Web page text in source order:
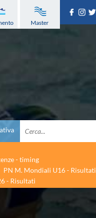
Master
- timing
PN M. Mondiali U16 - Risultati
- Risultati